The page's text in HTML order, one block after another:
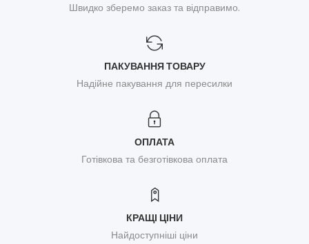
Швидко зберемо заказ та відправимо.
ПАКУВАННЯ ТОВАРУ
Надійне пакування для пересилки
ОПЛАТА
Готівкова та безготівкова оплата
КРАЩІ ЦІНИ
Найдоступніші ціни